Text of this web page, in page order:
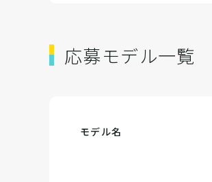
応募モデル一覧
モデル名